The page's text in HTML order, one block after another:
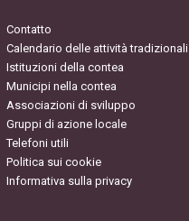
Contatto
Calendario delle attività tradizionali
Istituzioni della contea
Municipi nella contea
Associazioni di sviluppo
Gruppi di azione locale
Telefoni utili
Politica sui cookie
Informativa sulla privacy